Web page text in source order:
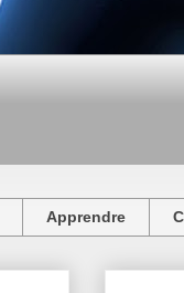
Apprendre